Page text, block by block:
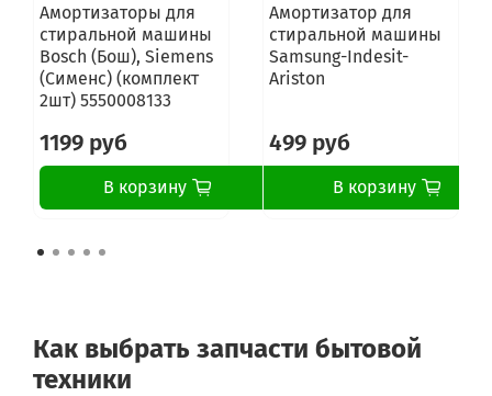
Амортизаторы для
стиральной машины
Bosch (Бош), Siemens
(Сименс) (комплект
2шт) 5550008133
1199 руб
В корзину
Амортизатор для
стиральной машины
Samsung-Indesit-
Ariston
499 руб
В корзину
Как выбрать запчасти бытовой
техники